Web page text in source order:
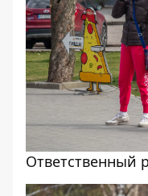
Ответственный